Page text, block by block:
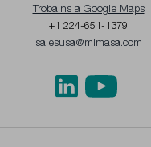
Troba'ns a Google Maps
+1 224-651-1379
salesusa@mimasa.com